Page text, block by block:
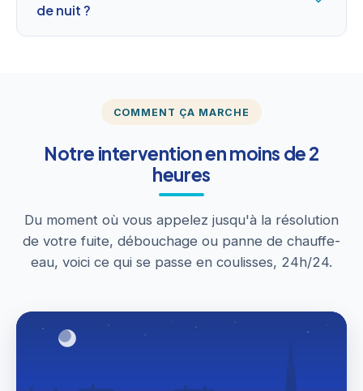
de nuit ?
COMMENT ÇA MARCHE
Notre intervention en moins de 2
heures
Du moment où vous appelez jusqu'à la résolution
de votre fuite, débouchage ou panne de chauffe-
eau, voici ce qui se passe en coulisses, 24h/24.